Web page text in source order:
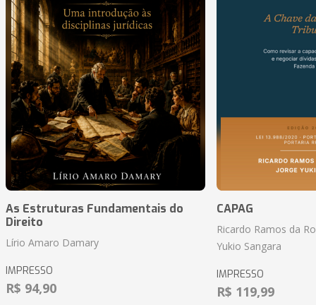
As Estruturas Fundamentais do
Direito
Lírio Amaro Damary
IMPRESSO
R$ 94,90
CAPAG
Ricardo Ramos da
Yukio Sangara
IMPRESSO
R$ 119,99